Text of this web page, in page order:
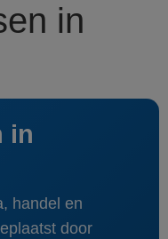
in
in
handel en
door